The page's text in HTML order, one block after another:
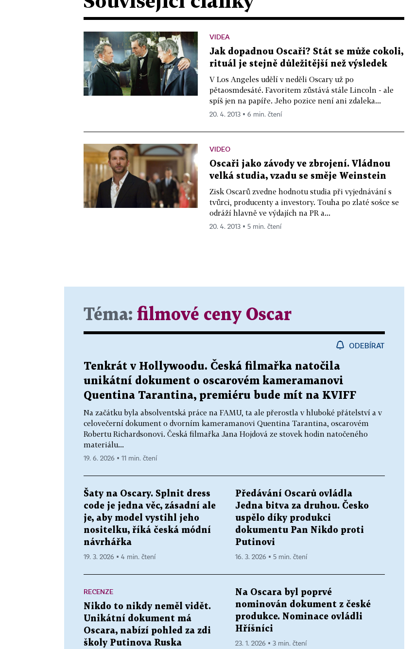
VIDEA
Jak dopadnou Oscaři? Stát se může cokoli,
rituál je stejně důležitější než výsledek
V Los Angeles udělí v neděli Oscary už po
pětaosmdesáté. Favoritem zůstává stále Lincoln - ale
spíš jen na papíře. Jeho pozice není ani zdaleka...
20. 4. 2013 ▪ 6 min. čtení
VIDEO
Oscaři jako závody ve zbrojení. Vládnou
velká studia, vzadu se směje Weinstein
Zisk Oscarů zvedne hodnotu studia při vyjednávání s
tvůrci, producenty a investory. Touha po zlaté sošce se
odráží hlavně ve výdajích na PR a...
20. 4. 2013 ▪ 5 min. čtení
Téma: filmové ceny Oscar
ODEBÍRAT
Tenkrát v Hollywoodu. Česká filmařka natočila
unikátní dokument o oscarovém kameramanovi
Quentina Tarantina, premiéru bude mít na KVIFF
Na začátku byla absolventská práce na FAMU, ta ale přerostla v hluboké přátelství a v
celovečerní dokument o dvorním kameramanovi Quentina Tarantina, oscarovém
Robertu Richardsonovi. Česká filmařka Jana Hojdová ze stovek hodin natočeného
materiálu...
19. 6. 2026 ▪ 11 min. čtení
Šaty na Oscary. Splnit dress
code je jedna věc, zásadní ale
je, aby model vystihl jeho
nositelku, říká česká módní
návrhářka
19. 3. 2026 ▪ 4 min. čtení
Předávání Oscarů ovládla
Jedna bitva za druhou. Česko
uspělo díky produkci
dokumentu Pan Nikdo proti
Putinovi
16. 3. 2026 ▪ 5 min. čtení
RECENZE
Nikdo to nikdy neměl vidět.
Unikátní dokument má
Oscara, nabízí pohled za zdi
školy Putinova Ruska
Na Oscara byl poprvé
nominován dokument z české
produkce. Nominace ovládli
Hříšníci
23. 1. 2026 ▪ 3 min. čtení